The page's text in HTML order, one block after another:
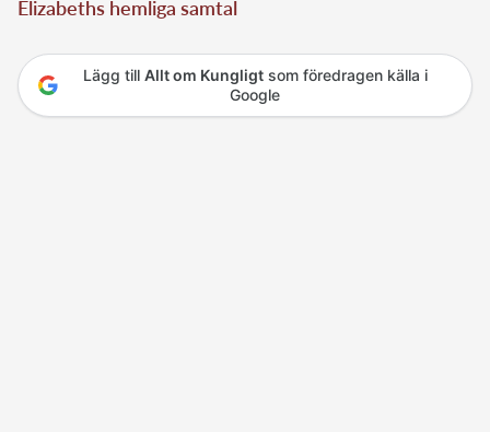
Elizabeths hemliga samtal
Lägg till Allt om Kungligtsom föredragen källa i
Google